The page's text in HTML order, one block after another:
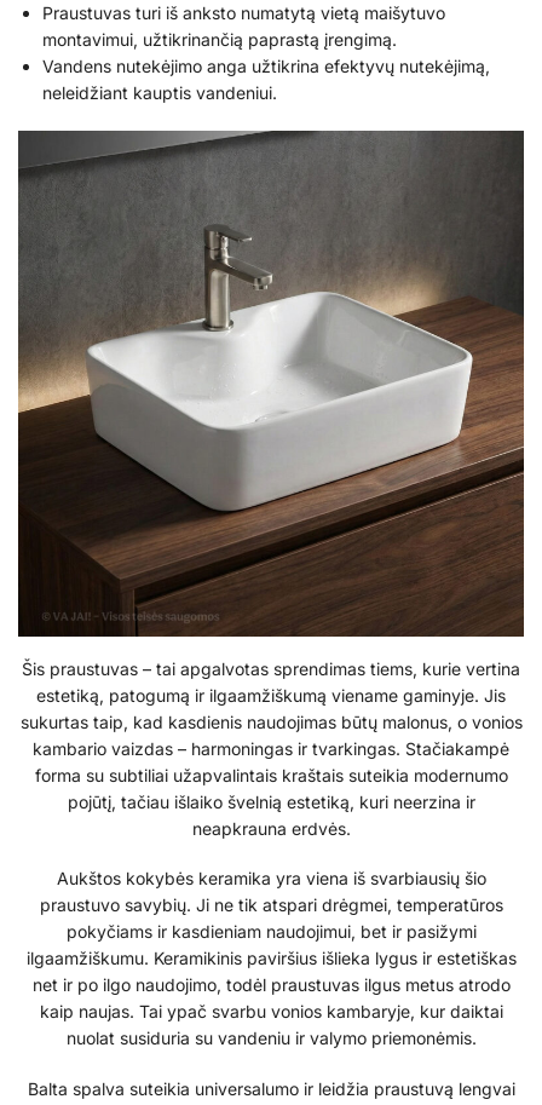
Praustuvas turi iš anksto numatytą vietą maišytuvo
montavimui, užtikrinančią paprastą įrengimą.
Vandens nutekėjimo anga užtikrina efektyvų nutekėjimą,
neleidžiant kauptis vandeniui.
Šis praustuvas – tai apgalvotas sprendimas tiems, kurie vertina
estetiką, patogumą ir ilgaamžiškumą viename gaminyje. Jis
sukurtas taip, kad kasdienis naudojimas būtų malonus, o vonios
kambario vaizdas – harmoningas ir tvarkingas. Stačiakampė
forma su subtiliai užapvalintais kraštais suteikia modernumo
pojūtį, tačiau išlaiko švelnią estetiką, kuri neerzina ir
neapkrauna erdvės.
Aukštos kokybės keramika yra viena iš svarbiausių šio
praustuvo savybių. Ji ne tik atspari drėgmei, temperatūros
pokyčiams ir kasdieniam naudojimui, bet ir pasižymi
ilgaamžiškumu. Keramikinis paviršius išlieka lygus ir estetiškas
net ir po ilgo naudojimo, todėl praustuvas ilgus metus atrodo
kaip naujas. Tai ypač svarbu vonios kambaryje, kur daiktai
nuolat susiduria su vandeniu ir valymo priemonėmis.
Balta spalva suteikia universalumo ir leidžia praustuvą lengvai